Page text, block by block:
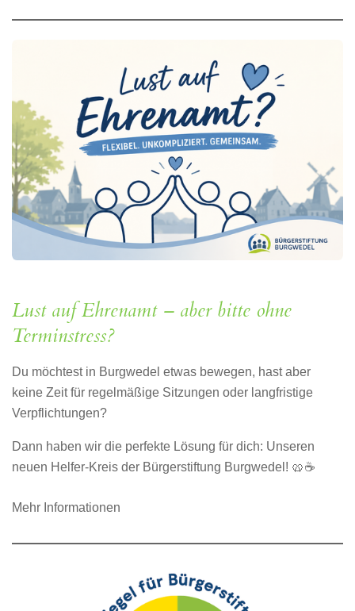
Lust auf Ehrenamt – aber bitte ohne
Terminstress?
Du möchtest in Burgwedel etwas bewegen, hast aber
keine Zeit für regelmäßige Sitzungen oder langfristige
Verpflichtungen?
Dann haben wir die perfekte Lösung für dich: Unseren
neuen Helfer-Kreis der Bürgerstiftung Burgwedel! 🥨☕
Mehr Informationen